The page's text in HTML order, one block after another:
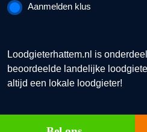
Aanmelden klus
Loodgieterhattem.nl is
beoordeelde landelijke
altijd een lokale loodgieter!